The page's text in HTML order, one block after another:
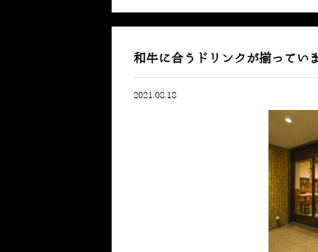
和牛に合うドリンクが揃って
2021.08.18